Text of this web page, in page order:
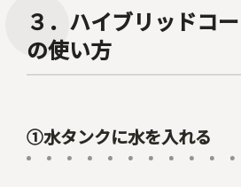
３．ハイブリッドコ
の使い方
①水タンクに水を入れる